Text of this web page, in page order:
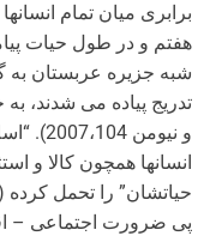
برابری میان تمام
هفتم و در طول حیات
شبه جزیره عربستان به
تدریج پیاده می شدند،
و
انسانها همچون کالا و
پی ضرورت اجتماعی –